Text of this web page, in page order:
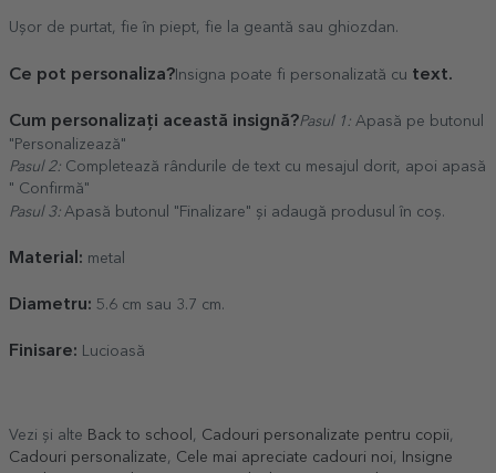
Ușor de purtat, fie în piept, fie la geantă sau ghiozdan.
Ce pot personaliza? Insigna poate fi personalizată cu text.
Cum personalizați această insignă?Pasul 1: Apasă pe butonul
"Personalizează"
Pasul 2: Completează rândurile de text cu mesajul dorit, apoi apasă
" Confirmă"
Pasul 3: Apasă butonul "Finalizare" și adaugă produsul în coș.
Material: metal
Diametru: 5.6 cm sau 3.7 cm.
Finisare: Lucioasă
Vezi și alte Back to school Cadouri personalizate pentru copii
Cadouri personalizate
Cele mai apreciate cadouri noi
Insigne